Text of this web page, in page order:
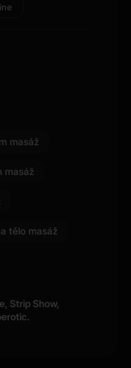
masáž
masáž
tělo masáž
Strip Show,